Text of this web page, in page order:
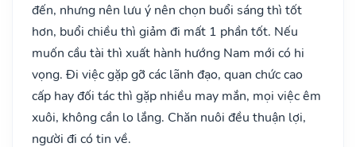
đến, nhưng nên lưu ý nên chọn buổi sáng thì tốt
hơn, buổi chiều thì giảm đi mất 1 phần tốt. Nếu
muốn cầu tài thì xuất hành hướng Nam mới có hi
vọng. Đi việc gặp gỡ các lãnh đạo, quan chức cao
cấp hay đối tác thì gặp nhiều may mắn, mọi việc êm
xuôi, không cần lo lắng. Chăn nuôi đều thuận lợi,
người đi có tin về.